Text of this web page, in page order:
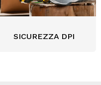
SICUREZZA DPI